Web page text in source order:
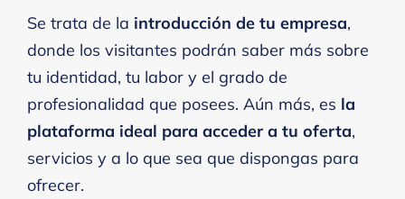
Se trata de la introducción de tu empresa,
donde los visitantes podrán saber más sobre
tu identidad, tu labor y el grado de
profesionalidad que posees. Aún más, es la
plataforma ideal para acceder a tu oferta,
servicios y a lo que sea que dispongas para
ofrecer.